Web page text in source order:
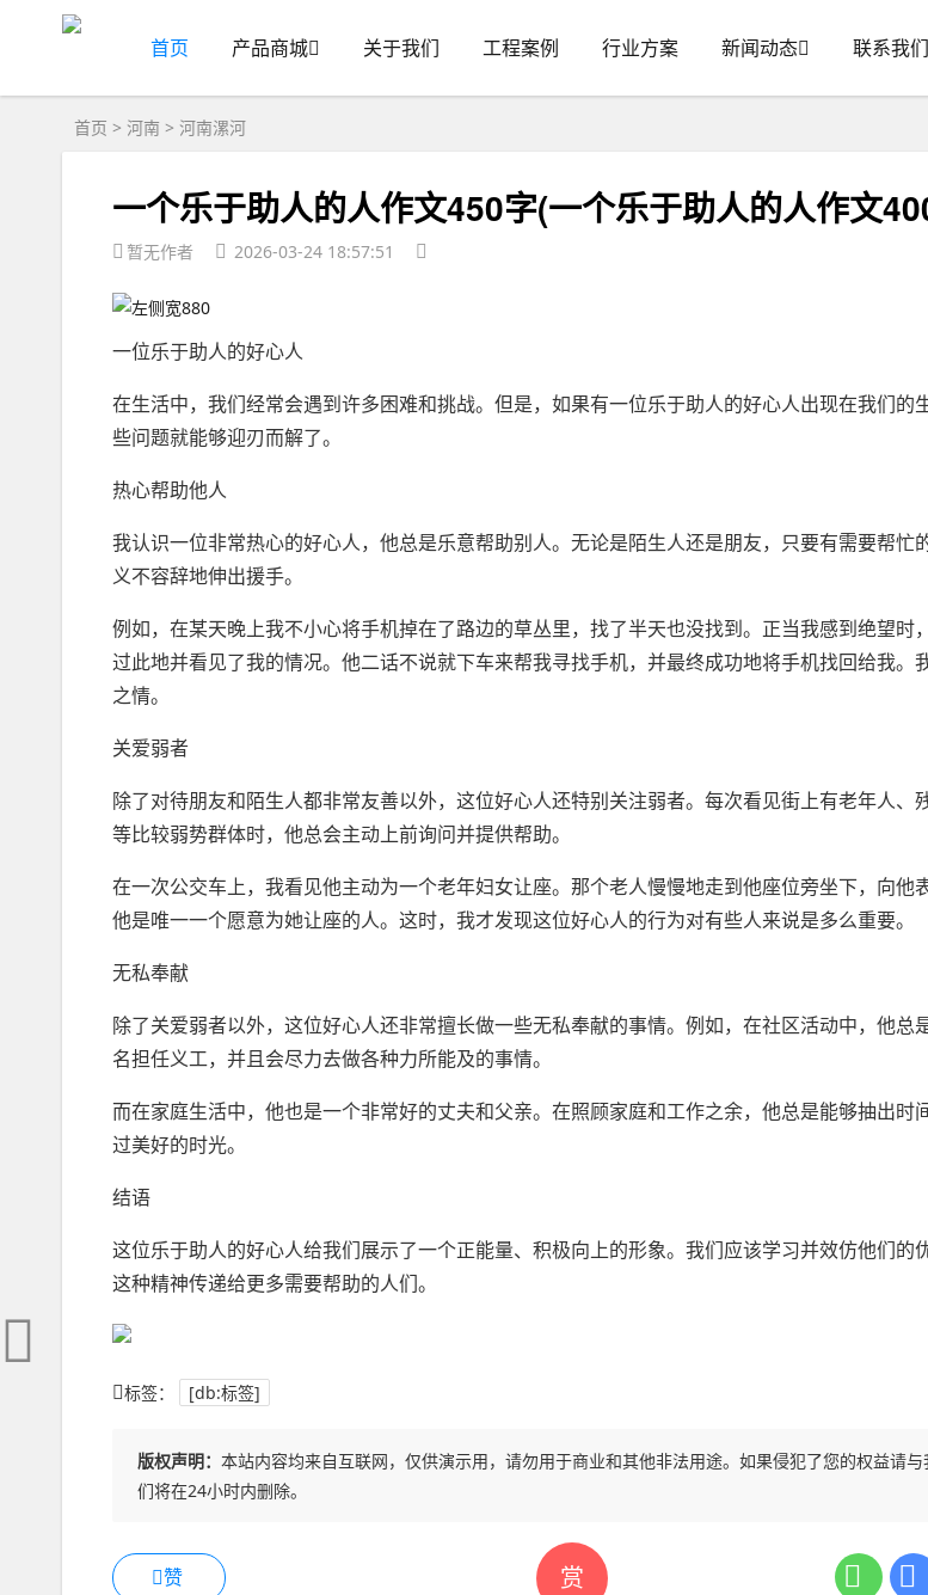
首页 产品商城 关于我们 工程案例 行业方案 新闻动态 联系我们
首页 > 河南 > 河南漯河
一个乐于助人的人作文450字(一个乐于助人的人作文
暂无作者 2026-03-24 18:57:51
一位乐于助人的好心人
在生活中，我们经常会遇到许多困难和挑战。但是，如果有一位乐于助人的好心人出现在我们的
些问题就能够迎刃而解了。
热心帮助他人
我认识一位非常热心的好心人，他总是乐意帮助别人。无论是陌生人还是朋友，只要有需要帮忙
义不容辞地伸出援手。
例如，在某天晚上我不小心将手机掉在了路边的草丛里，找了半天也没找到。正当我感到绝望时
过此地并看见了我的情况。他二话不说就下车来帮我寻找手机，并最终成功地将手机找回给我。
之情。
关爱弱者
除了对待朋友和陌生人都非常友善以外，这位好心人还特别关注弱者。每次看见街上有老年人、
等比较弱势群体时，他总会主动上前询问并提供帮助。
在一次公交车上，我看见他主动为一个老年妇女让座。那个老人慢慢地走到他座位旁坐下，向他
他是唯一一个愿意为她让座的人。这时，我才发现这位好心人的行为对有些人来说是多么重要。
无私奉献
除了关爱弱者以外，这位好心人还非常擅长做一些无私奉献的事情。例如，在社区活动中，他总
名担任义工，并且会尽力去做各种力所能及的事情。
而在家庭生活中，他也是一个非常好的丈夫和父亲。在照顾家庭和工作之余，他总是能够抽出时
过美好的时光。
结语
这位乐于助人的好心人给我们展示了一个正能量、积极向上的形象。我们应该学习并效仿他们的
这种精神传递给更多需要帮助的人们。
标签： [db:标签]
赏
版权声明： 本站内容均来自互联网，仅供演示用，请勿用于商业和其他非法用途。如果侵犯了您的权益请
们将在24小时内删除。
赞